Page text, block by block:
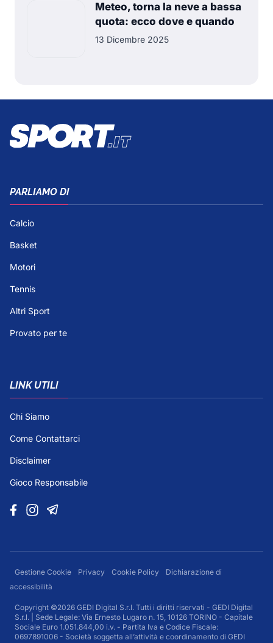
Meteo, torna la neve a bassa
quota: ecco dove e quando
13 Dicembre 2025
PARLIAMO DI
Calcio
Basket
Motori
Tennis
Altri Sport
Provato per te
LINK UTILI
Chi Siamo
Come Contattarci
Disclaimer
Gioco Responsabile
Gestione Cookie Privacy Cookie Policy
Dichiarazione di
accessibilità
Copyright ©2026 GEDI Digital S.r.l. Tutti i diritti riservati - GEDI Digital
S.r.l. | Sede Legale: Via Ernesto Lugaro n. 15, 10126 TORINO - Capitale
Sociale Euro 1.051.844,00 i.v. - Partita Iva e Codice Fiscale:
0697891006 - Società soggetta all’attività e coordinamento di GEDI